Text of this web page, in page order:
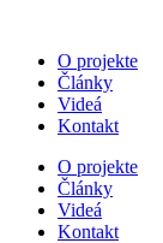
O projekte
Články
Videá
Kontakt
O projekte
Články
Videá
Kontakt